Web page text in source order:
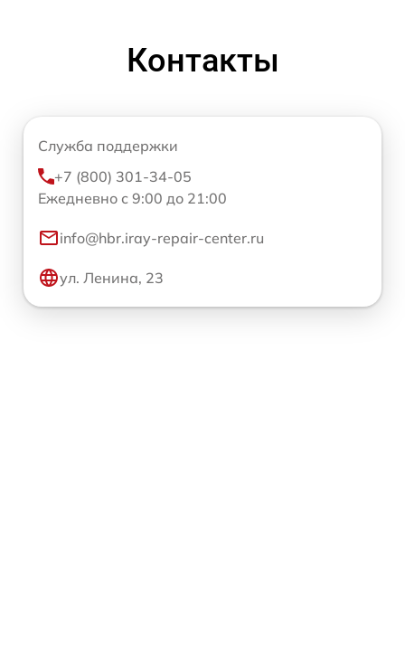
Контакты
Служба поддержки
+7 (800) 301-34-05
Ежедневно с 9:00 до 21:00
info@hbr.iray-repair-center.ru
ул. Ленина, 23